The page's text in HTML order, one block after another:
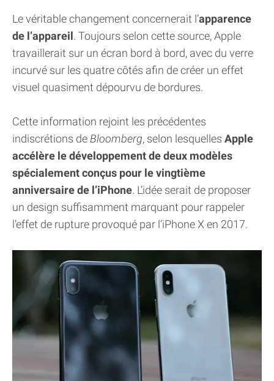
Le véritable changement concernerait l’apparence
de l’appareil. Toujours selon cette source, Apple
travaillerait sur un écran bord à bord, avec du verre
incurvé sur les quatre côtés afin de créer un effet
visuel quasiment dépourvu de bordures.
Cette information rejoint les précédentes
indiscrétions de Bloomberg, selon lesquelles Apple
accélère le développement de deux modèles
spécialement conçus pour le vingtième
anniversaire de l’iPhone. L’idée serait de proposer
un design suffisamment marquant pour rappeler
l’effet de rupture provoqué par l’iPhone X en 2017.